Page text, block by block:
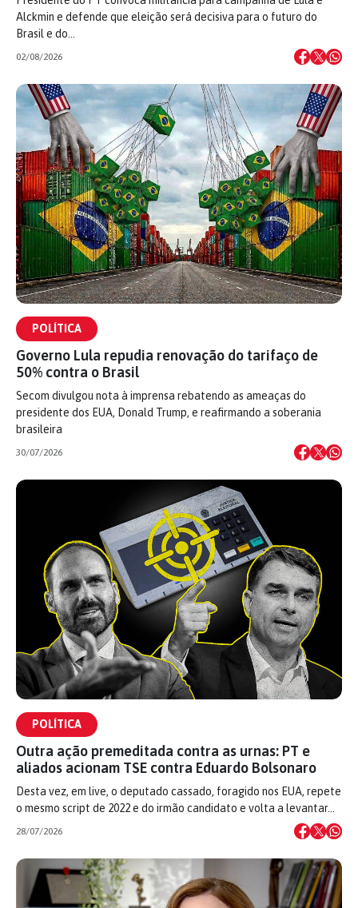
Alckmin e defende que eleição será decisiva para o futuro do
Brasil e do…
02/08/2026
POLÍTICA
Governo Lula repudia renovação do tarifaço de
50% contra o Brasil
Secom divulgou nota à imprensa rebatendo as ameaças do
presidente dos EUA, Donald Trump, e reafirmando a soberania
brasileira
30/07/2026
POLÍTICA
Outra ação premeditada contra as urnas: PT e
aliados acionam TSE contra Eduardo Bolsonaro
Desta vez, em live, o deputado cassado, foragido nos EUA, repete
o mesmo script de 2022 e do irmão candidato e volta a levantar…
28/07/2026